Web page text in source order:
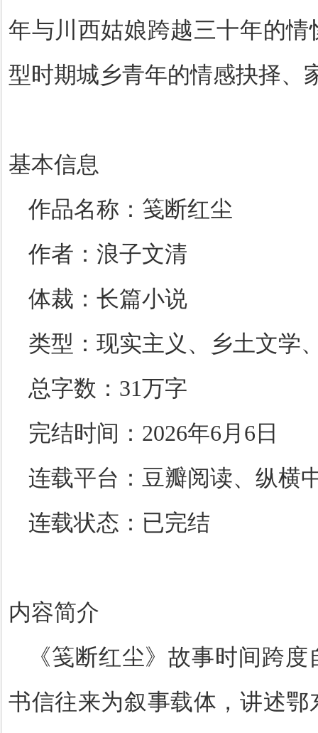
年与川西姑娘跨越三十年的
型时期城乡青年的情感抉择、
基本信息
作品名称：笺断红尘
作者：浪子文清
体裁：长篇小说
类型：现实主义、乡土文学
总字数： 31万字
完结时间： 2026年6 月 6 日
连载平台：豆瓣阅读、纵横
连载状态：已完结
内容简介
《笺断红尘》故事时间跨度
书信往来为叙事载体，讲述